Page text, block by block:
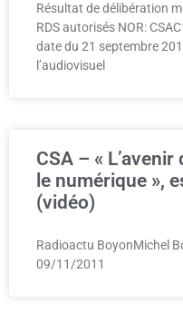
Résultat de délibération
RDS autorisés NOR:
date du 21 septembre
l’audiovisuel
CSA – «
le numérique »,
(vidéo)
Radioactu BoyonMichel
09/11/2011